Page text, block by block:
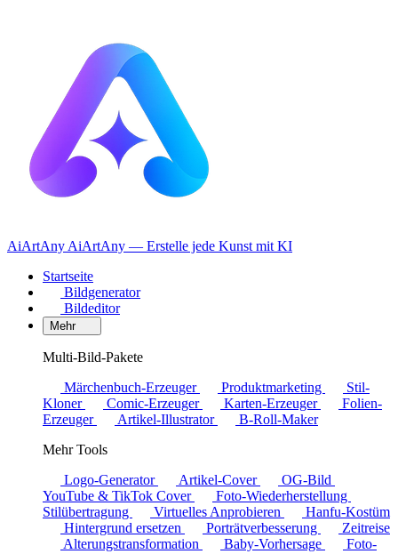
AiArtAny AiArtAny — Erstelle jede Kunst mit KI
Startseite
Bildgenerator
Bildeditor
Mehr
Multi-Bild-Pakete
Märchenbuch-Erzeuger
Produktmarketing
Stil-
Kloner
Comic-Erzeuger Karten-Erzeuger
Folien-
Erzeuger
Artikel-Illustrator
B-Roll-Maker
Mehr Tools
Logo-Generator
Artikel-Cover
OG-Bild
YouTube & TikTok Cover
Foto-Wiederherstellung
Stilübertragung
Virtuelles Anprobieren
Hanfu-Kostüm
Hintergrund ersetzen
Porträtverbesserung
Zeitreise
Alterungstransformation
Baby-Vorhersage
Foto-